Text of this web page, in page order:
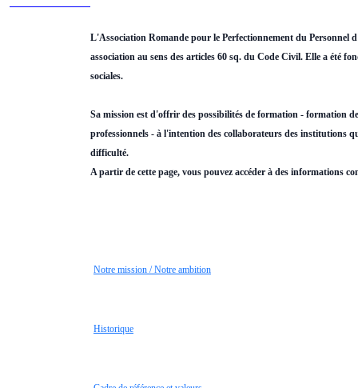
L'Association Romande pour le Perfectionnement du
association au sens des articles 60 sq. du Code Civil. Elle a été
sociales.
Sa mission est d'offrir des possibilités de formation - formation
professionnels - à l'intention des collaborateurs des institutions
difficulté.
A partir de cette page, vous pouvez accéder à des informations
Notre mission / Notre ambition
Historique